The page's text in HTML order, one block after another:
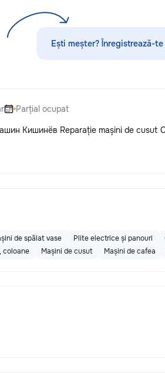
защитными пленками, полировку
ремонт царапин на кузове.
салона. Услуги по полировке хрома
и антихрому придают автомобилю
стиль, а защитная пленка на фары
Ești meșter? Înregistrează-
Parțial ocupat
Кишинёв Reparație mașini de cusut
de spălat vase Plite electrice și panouri
coloane
Mașini de cusut Mașini de cafea